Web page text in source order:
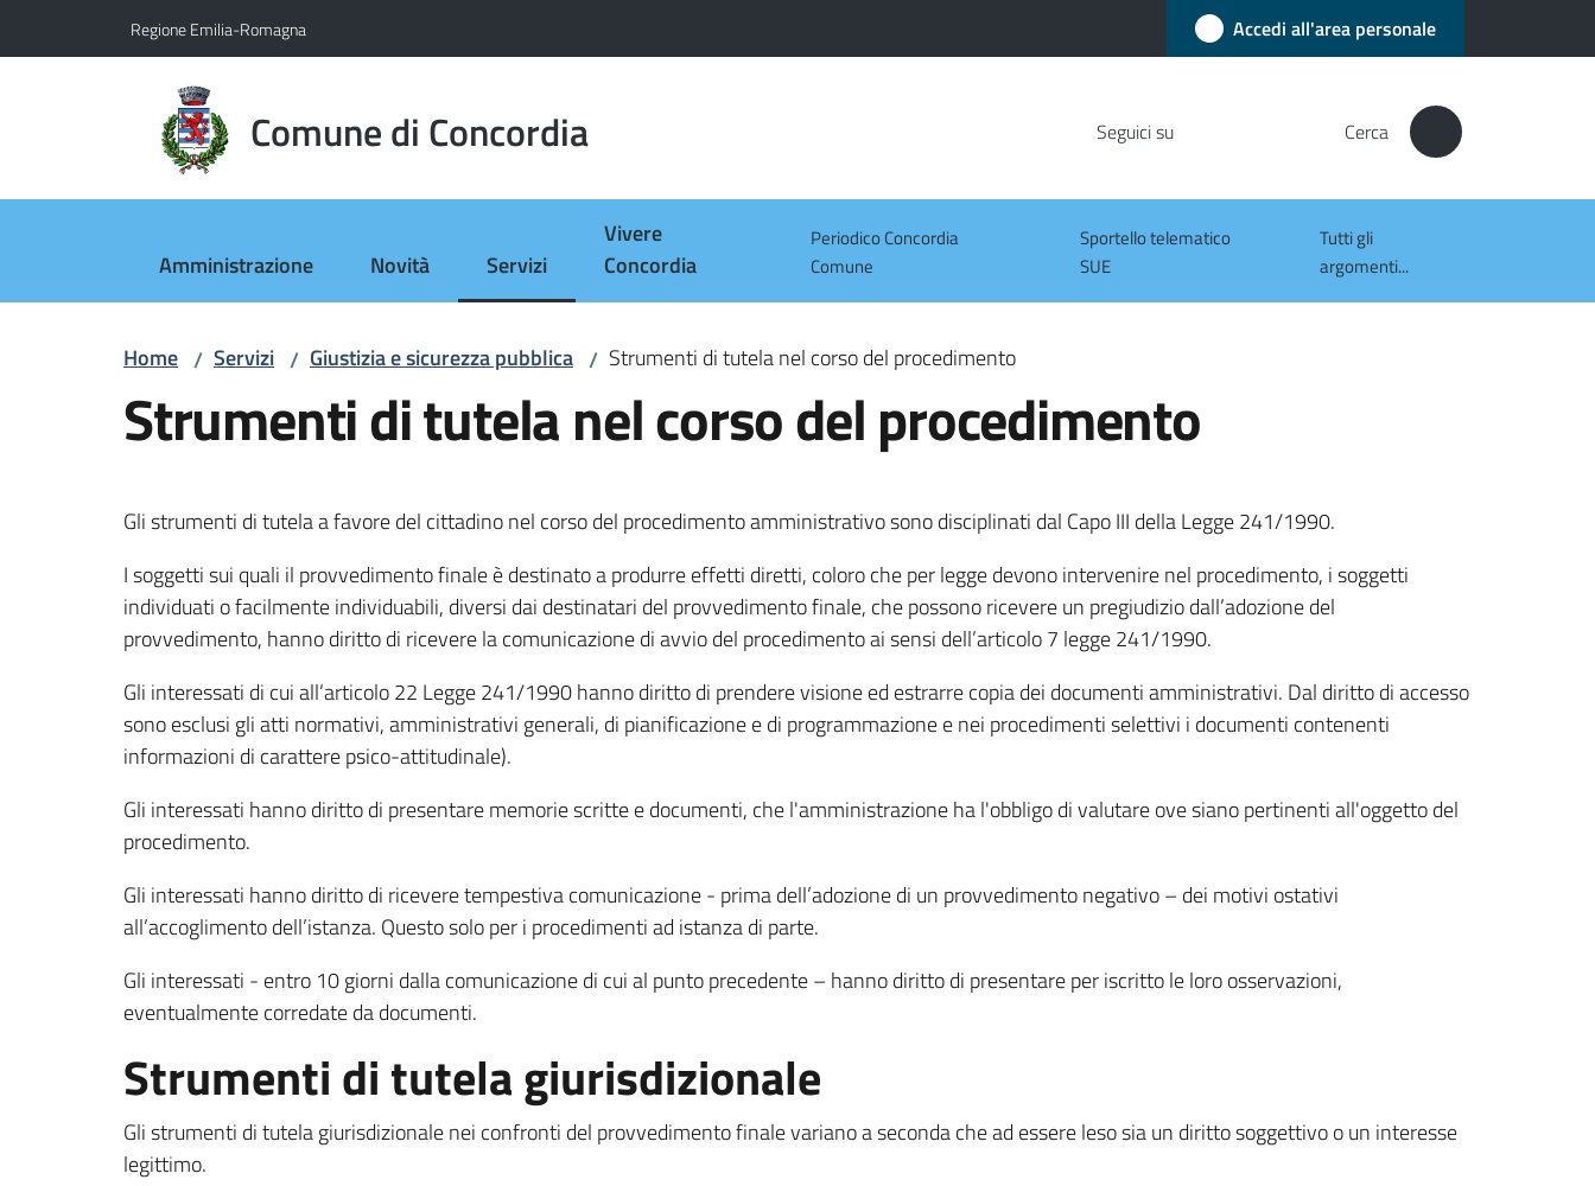
Regione Emilia-Romagna Accedi all'area personale
Comune di Concordia Seguici su Cerca
Amministrazione Novità Servizi
Menu selezionato
Vivere
Concordia
Periodico Concordia
Comune
Sportello telematico
SUE
Tutti gli
argomenti...
Home / Servizi / Giustizia e sicurezza pubblica / Strumenti di tutela nel corso del procedimento
Strumenti di tutela nel corso del procedimento
Gli strumenti di tutela a favore del cittadino nel corso del procedimento amministrativo sono disciplinati dal Capo III della Legge 241/1990.
I soggetti sui quali il provvedimento finale è destinato a produrre effetti diretti, coloro che per legge devono intervenire nel procedimento, i soggetti
individuati o facilmente individuabili, diversi dai destinatari del provvedimento finale, che possono ricevere un pregiudizio dall’adozione del
provvedimento, hanno diritto di ricevere la comunicazione di avvio del procedimento ai sensi dell’articolo 7 legge 241/1990.
Gli interessati di cui all’articolo 22 Legge 241/1990 hanno diritto di prendere visione ed estrarre copia dei documenti amministrativi. Dal diritto di accesso
sono esclusi gli atti normativi, amministrativi generali, di pianificazione e di programmazione e nei procedimenti selettivi i documenti contenenti
informazioni di carattere psico-attitudinale).
Gli interessati hanno diritto di presentare memorie scritte e documenti, che l'amministrazione ha l'obbligo di valutare ove siano pertinenti all'oggetto del
procedimento.
Gli interessati hanno diritto di ricevere tempestiva comunicazione - prima dell’adozione di un provvedimento negativo – dei motivi ostativi
all’accoglimento dell’istanza. Questo solo per i procedimenti ad istanza di parte.
Gli interessati - entro 10 giorni dalla comunicazione di cui al punto precedente – hanno diritto di presentare per iscritto le loro osservazioni,
eventualmente corredate da documenti.
Strumenti di tutela giurisdizionale
Gli strumenti di tutela giurisdizionale nei confronti del provvedimento finale variano a seconda che ad essere leso sia un diritto soggettivo o un interesse
legittimo.